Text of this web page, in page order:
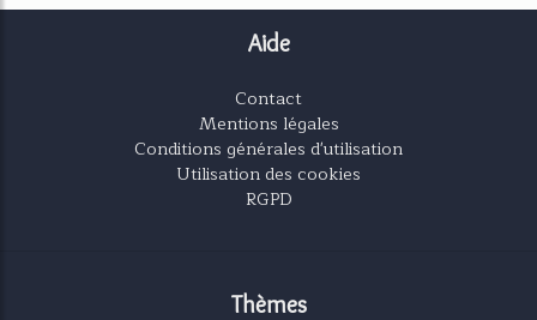
Aide
Contact
Mentions légales
Conditions générales d'utilisation
Utilisation des cookies
RGPD
Thèmes